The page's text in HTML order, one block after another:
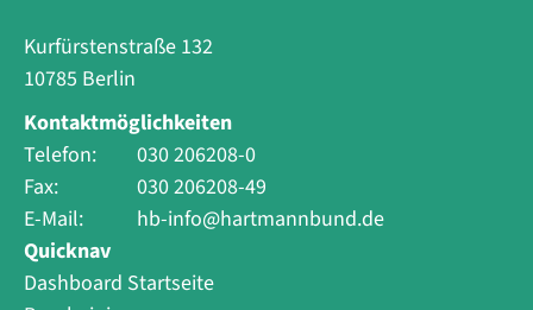
Kurfürstenstraße 132
10785 Berlin
Kontaktmöglichkeiten
Telefon:
030 206208-0
Fax:
030 206208-49
E-Mail:
hb-info@hartmannbund.de
Quicknav
Dashboard Startseite